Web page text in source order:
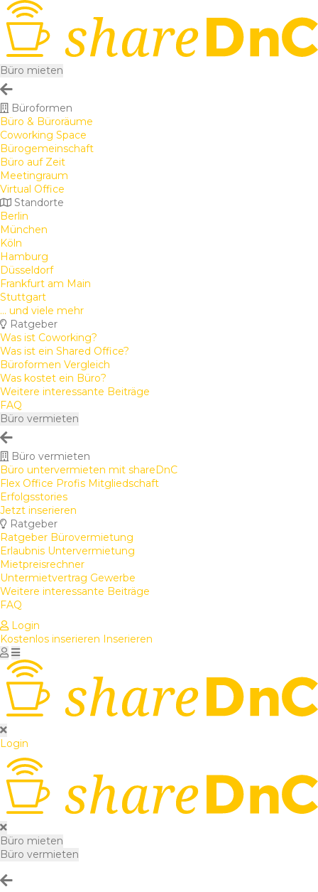
Büro mieten
Büroformen
Büro & Büroräume
Coworking Space
Bürogemeinschaft
Büro auf Zeit
Meetingraum
Virtual Office
Standorte
Berlin
München
Köln
Hamburg
Düsseldorf
Frankfurt am Main
Stuttgart
... und viele mehr
Ratgeber
Was ist Coworking?
Was ist ein Shared Office?
Büroformen Vergleich
Was kostet ein Büro?
Weitere interessante Beiträge
FAQ
Büro vermieten
Büro vermieten
Büro untervermieten mit shareDnC
Flex Office Profis Mitgliedschaft
Erfolgsstories
Jetzt inserieren
Ratgeber
Ratgeber Bürovermietung
Erlaubnis Untervermietung
Mietpreisrechner
Untermietvertrag Gewerbe
Weitere interessante Beiträge
FAQ
Login
Kostenlos inserieren Inserieren
Login
Büro mieten
Büro vermieten